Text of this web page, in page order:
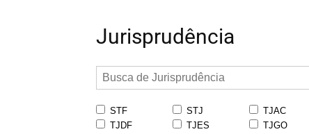
Jurisprudência
STF STJ TJAC
TJDF
TJES TJGO